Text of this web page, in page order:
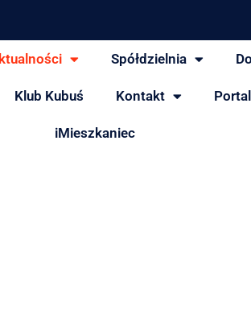
Spółdzielnia
Klub Kubuś Kontakt
iMieszkaniec